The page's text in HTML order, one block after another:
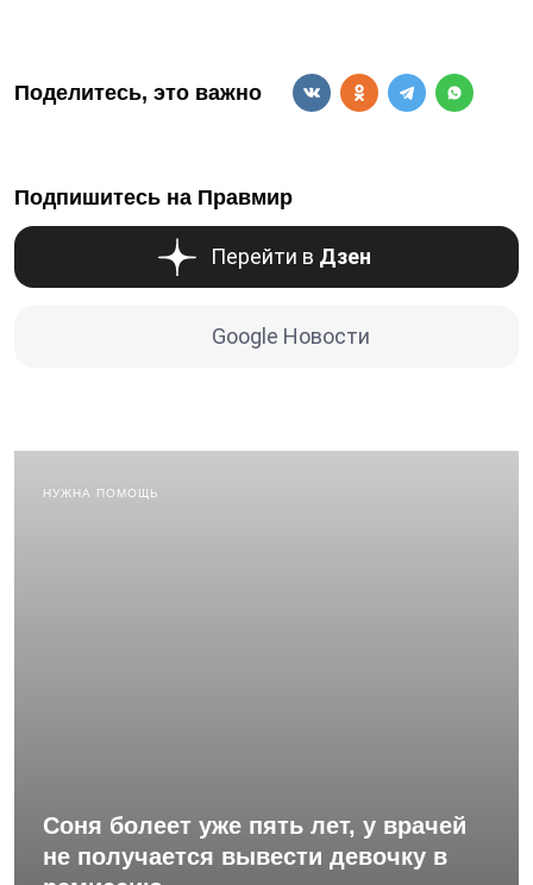
Поделитесь, это важно
Подпишитесь на Правмир
Перейти в Дзен
Google Новости
НУЖНА ПОМОЩЬ
Соня болеет уже пять лет, у врачей
не получается вывести девочку в